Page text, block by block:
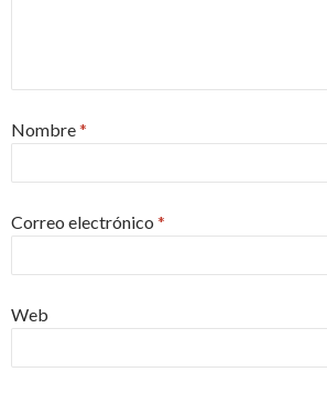
Nombre*
Correo electrónico *
Web